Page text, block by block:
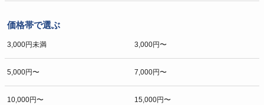
価格帯で選ぶ
3,000円未満 3,000円〜
5,000円〜 7,000円〜
10,000円〜 15,000円〜